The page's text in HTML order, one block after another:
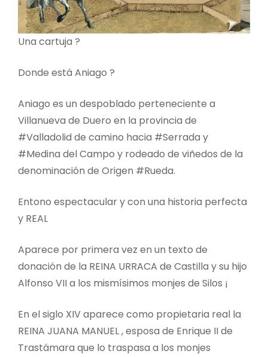
Una cartuja ?
Donde está Aniago ?
Aniago es un despoblado perteneciente a
Villanueva de Duero en la provincia de
#Valladolid de camino hacia #Serrada y
#Medina del Campo y rodeado de viñedos de la
denominación de Origen #Rueda.
Entono espectacular y con una historia perfecta
y REAL
Aparece por primera vez en un texto de
donación de la REINA URRACA de Castilla y su hijo
Alfonso VII a los mismísimos monjes de Silos ¡
En el siglo XIV aparece como propietaria real la
REINA JUANA MANUEL , esposa de Enrique II de
Trastámara que lo traspasa a los monjes